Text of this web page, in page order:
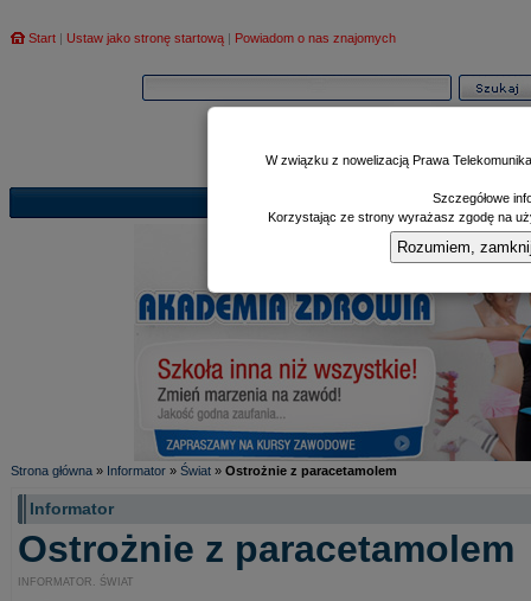
Start | Ustaw jako stronę startową | Powiadom o nas znajomych
Poczekalnia|
Strona główna » Informator » Świat » Ostrożnie z paracetamolem
Informator
Ostrożnie z paracetamolem
INFORMATOR. ŚWIAT
W związku z nowelizacją Prawa
Szczegółowe
Korzystając ze strony wyrażasz zgodę na
Rozumiem,